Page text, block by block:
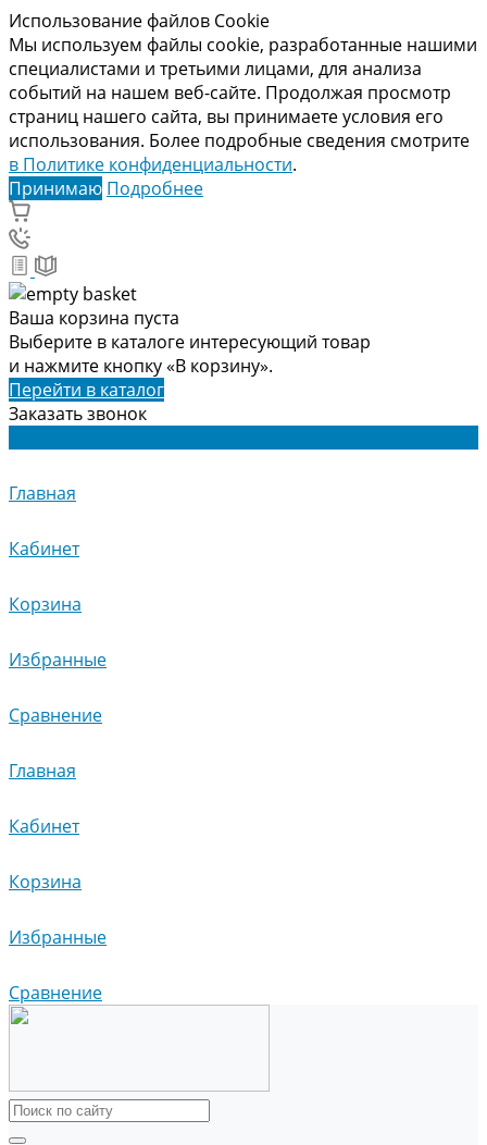
Использование файлов Cookie
Мы используем файлы cookie, разработанные нашими
специалистами и третьими лицами, для анализа
событий на нашем веб-сайте. Продолжая просмотр
страниц нашего сайта, вы принимаете условия его
использования. Более подробные сведения смотрите
в Политике конфиденциальности.
Принимаю Подробнее
Ваша корзина пуста
Выберите в каталоге интересующий товар
и нажмите кнопку «В корзину».
Перейти в каталог
Заказать звонок
Главная
Кабинет
Корзина
Избранные
Сравнение
Главная
Кабинет
Корзина
Избранные
Сравнение